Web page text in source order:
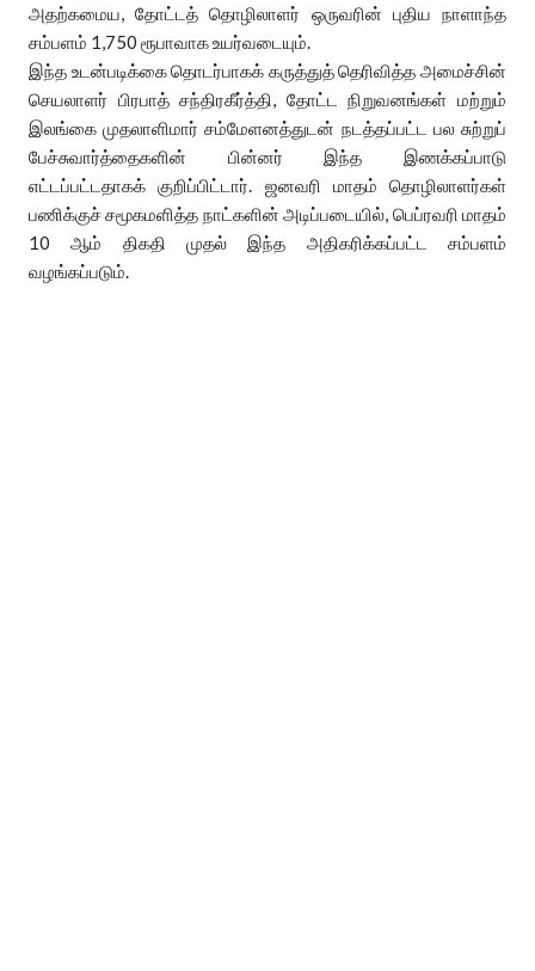
அதற்கமைய, தோட்டத் தொழிலாளர் ஒருவரின் புதிய நாளாந்த
சம்பளம் 1,750 ரூபாவாக உயர்வடையும்.
இந்த உடன்படிக்கை தொடர்பாகக் கருத்துத் தெரிவித்த அமைச்சின்
செயலாளர் பிரபாத் சந்திரகீர்த்தி, தோட்ட நிறுவனங்கள் மற்றும்
இலங்கை முதலாளிமார் சம்மேளனத்துடன் நடத்தப்பட்ட பல சுற்றுப்
பேச்சுவார்த்தைகளின் பின்னர் இந்த இணக்கப்பாடு
எட்டப்பட்டதாகக் குறிப்பிட்டார். ஜனவரி மாதம் தொழிலாளர்கள்
பணிக்குச் சமூகமளித்த நாட்களின் அடிப்படையில், பெப்ரவரி மாதம்
10 ஆம் திகதி முதல் இந்த அதிகரிக்கப்பட்ட சம்பளம்
வழங்கப்படும்.